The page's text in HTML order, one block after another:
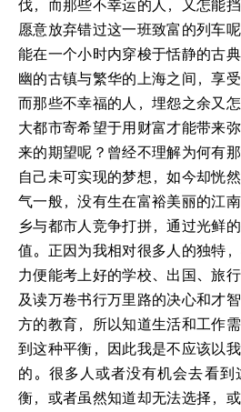
伐，而那些不幸运的人，又怎能
愿意放弃错过这一班致富的列车
能在一个小时内穿梭于恬静的古
幽的古镇与繁华的上海之间，享
而那些不幸福的人，埋怨之余又
大都市寄希望于用财富才能带来
来的期望呢？曾经不理解为何有
自己未可实现的梦想，如今却恍
气一般，没有生在富裕美丽的江
乡与都市人竞争打拼，通过光鲜
值。正因为我相对很多人的独特
力便能考上好的学校、出国、旅
及读万卷书行万里路的决心和才
方的教育，所以知道生活和工作
到这种平衡，因此我是不应该以
的。很多人或者没有机会去看
衡，或者虽然知道却无法选择，